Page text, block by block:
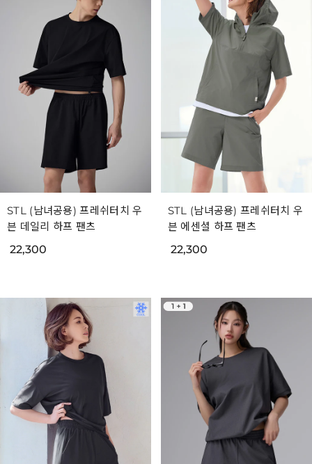
STL (남녀공용) 프레쉬터치 우
븐 데일리 하프 팬츠
22,300
STL (남녀공용) 프레쉬터치 우
븐 에센셜 하프 팬츠
22,300